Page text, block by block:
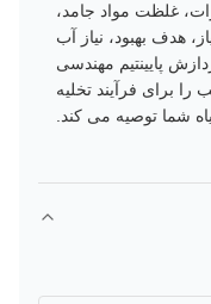
غلظت مواد جامد،
هدف بهبود، نياز آب
پایینتیم مهندسی
را برای فرآیند تخلیه
شما توصیه می کند.